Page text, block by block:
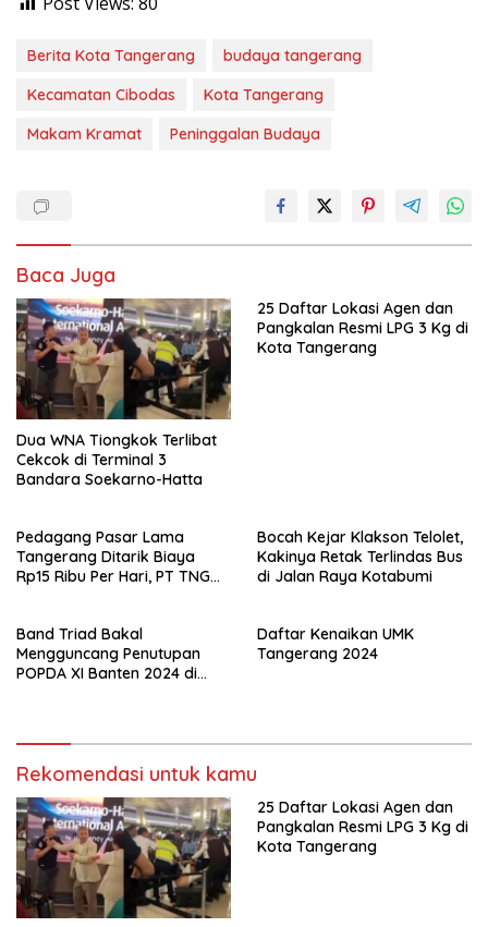
Berita Kota Tangerang
budaya tangerang
Kecamatan Cibodas
Kota Tangerang
Makam Kramat
Peninggalan Budaya
Baca Juga
Dua WNA Tiongkok Terlibat
Cekcok di Terminal 3
Bandara Soekarno-Hatta
25 Daftar Lokasi Agen dan
Pangkalan Resmi LPG 3 Kg di
Kota Tangerang
Pedagang Pasar Lama
Tangerang Ditarik Biaya
Rp15 Ribu Per Hari, PT TNG
Bocah Kejar Klakson Telolet,
Kakinya Retak Terlindas Bus
di Jalan Raya Kotabumi
Band Triad Bakal
Mengguncang Penutupan
POPDA XI Banten 2024 di
Daftar Kenaikan UMK
Tangerang 2024
Rekomendasi untuk kamu
25 Daftar Lokasi Agen dan
Pangkalan Resmi LPG 3 Kg di
Kota Tangerang